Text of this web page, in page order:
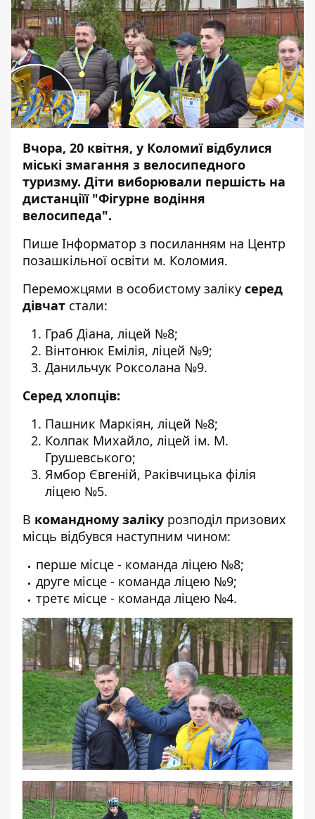
Вчора, 20 квітня, у Коломиї відбулися
міські змагання з велосипедного
туризму. Діти виборювали першість на
дистанціїї "Фігурне водіння
велосипеда".
Пише Інформатор з посиланням на Центр
позашкільної освіти м. Коломия.
Переможцями в особистому заліку серед
дівчат стали:
Граб Діана, ліцей №8;
Вінтонюк Емілія, ліцей №9;
Данильчук Роксолана №9.
Серед хлопців:
Пашник Маркіян, ліцей №8;
Колпак Михайло, ліцей ім. М.
Грушевського;
Ямбор Євгеній, Раківчицька філія
ліцею №5.
В командному заліку розподіл призових
місць відбувся наступним чином:
перше місце - команда ліцею №8;
друге місце - команда ліцею №9;
третє місце - команда ліцею №4.